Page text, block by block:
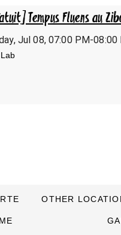
Tempus Fluens au
Jul 08, 07:00 PM-08:00
OTHER